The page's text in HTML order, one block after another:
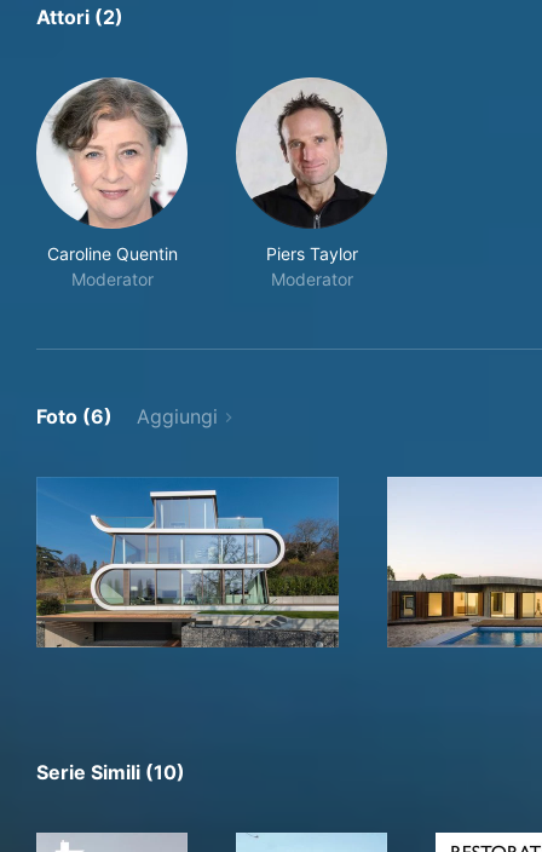
Attori (2)
Caroline Quentin
Moderator
Piers Taylor
Moderator
Foto (6) Aggiungi
Serie Simili (10)